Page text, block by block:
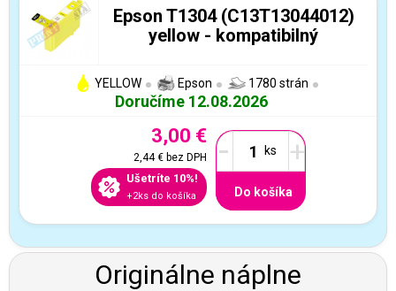
Epson T1304 (C13T13044012)
yellow - kompatibilný
YELLOW Epson 1780 strán
Doručíme 12.08.2026
3,00 €
2,44 €bez DPH
Ušetríte 10%!
+2ks do košíka
- +
Do košíka
Originálne náplne